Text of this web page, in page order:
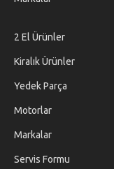
2 El Ürünler
Kiralık Ürünler
Yedek Parça
Motorlar
Markalar
Servis Formu